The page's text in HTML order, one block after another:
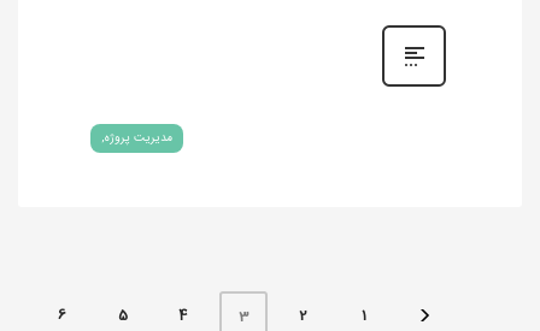
مدیریت پروژه
1
2
3
4
5
6